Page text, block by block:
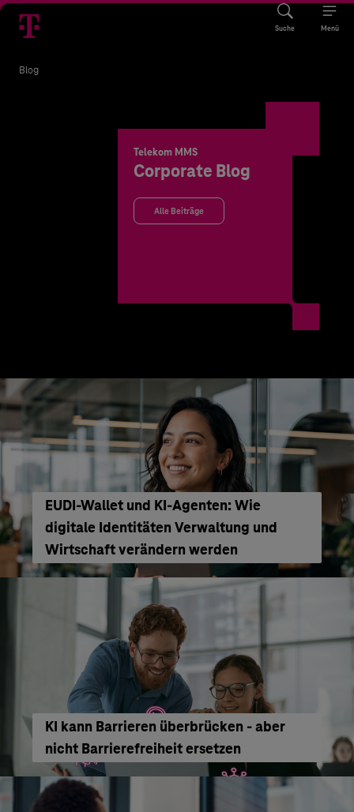
Suche Menü
Blog
Telekom MMS
Corporate Blog
Alle Beiträge
EUDI-Wallet und KI-Agenten: Wie
digitale Identitäten Verwaltung und
Wirtschaft verändern werden
KI kann Barrieren überbrücken - aber
nicht Barrierefreiheit ersetzen